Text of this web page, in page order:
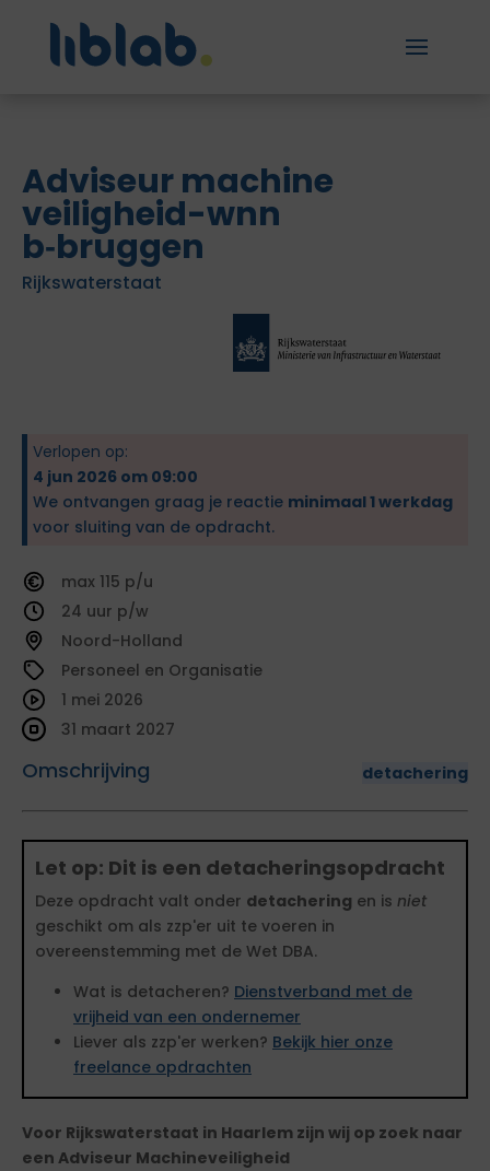
Adviseur machine
veiligheid-wnn
b‑bruggen
Rijkswaterstaat
Verlopen op:
4 jun 2026 om 09:00
We ontvangen graag je reactie minimaal 1 werkdag
voor sluiting van de opdracht.
115
24
Noord-Holland
Personeel en Organisatie
Omschrijving detachering
1 mei 2026
31 maart 2027
Let op: Dit is een detacheringsopdracht
Deze opdracht valt onder detachering en is niet
geschikt om als zzp'er uit te voeren in
overeenstemming met de Wet DBA.
Wat is detacheren? Dienstverband met de
vrijheid van een ondernemer
Liever als zzp'er werken? Bekijk hier onze
freelance opdrachten
Voor Rijkswaterstaat in Haarlem zijn wij op zoek naar
een Adviseur Machineveiligheid